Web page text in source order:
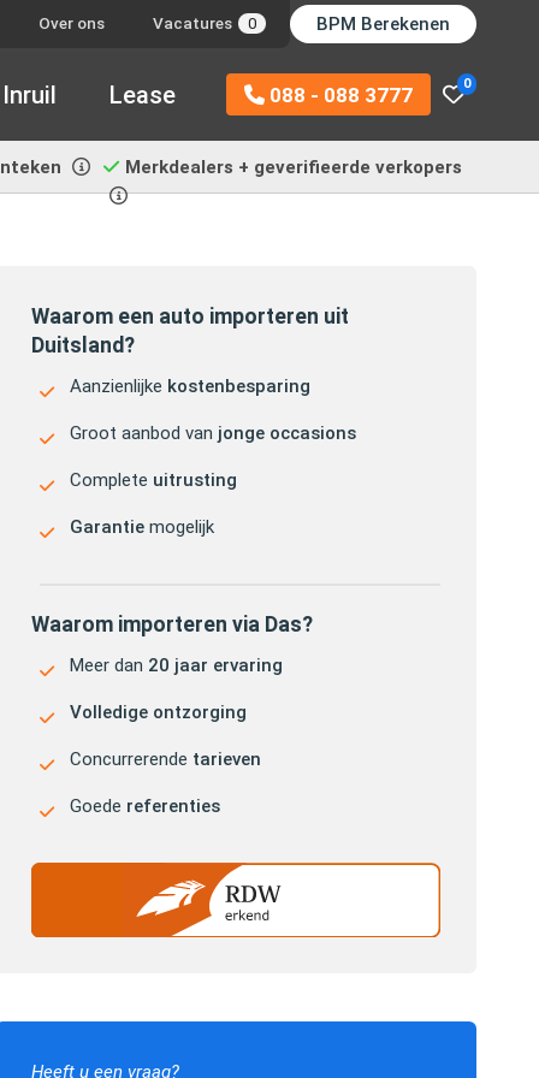
Over ons Vacatures 0 BPM Berekenen
0
088 - 088 3777
Inruil Lease
Merkdealers + geverifieerde verkopers
Waarom een auto importeren uit
Duitsland?
Aanzienlijke kostenbesparing
Groot aanbod van jonge occasions
Complete uitrusting
Garantie mogelijk
Waarom importeren via Das?
Meer dan 20 jaar ervaring
Volledige ontzorging
Concurrerende tarieven
Goede referenties
Heeft u een vraag?